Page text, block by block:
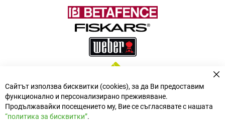
Сайтът използва бисквитки (cookies), за да Ви предоставим
функционално и персонализирано преживяване.
Продължавайки посещението му, Вие се съгласявате с нашата
“политика за бисквитки”.